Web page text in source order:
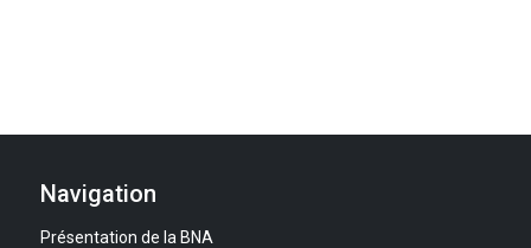
Navigation
Présentation de la BNA